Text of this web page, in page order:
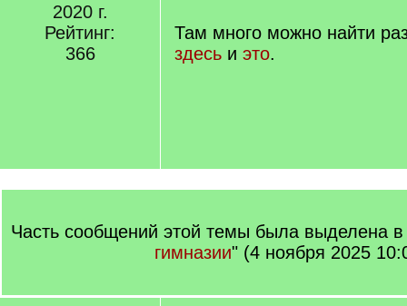
2020 г.
Рейтинг:
366
Там много можно найти
здесь и это.
Часть сообщений этой темы была выделена
гимназии" (4 ноября 2025